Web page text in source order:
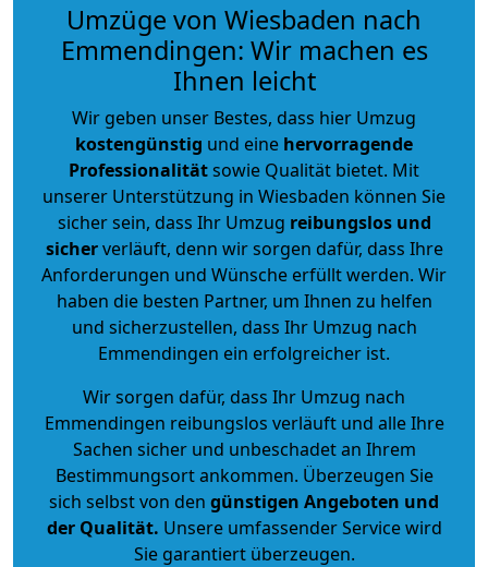
Umzüge von Wiesbaden nach
Emmendingen: Wir machen es
Ihnen leicht
Wir geben unser Bestes, dass hier Umzug
kostengünstig und eine hervorragende
Professionalitätsowie Qualität bietet. Mit
unserer Unterstützung in Wiesbaden können Sie
sicher sein, dass Ihr Umzug reibungslos und
sicherverläuft, denn wir sorgen dafür, dass Ihre
Anforderungen und Wünsche erfüllt werden. Wir
haben die besten Partner, um Ihnen zu helfen
und sicherzustellen, dass Ihr Umzug nach
Emmendingen ein erfolgreicher ist.
Wir sorgen dafür, dass Ihr Umzug nach
Emmendingen reibungslos verläuft und alle Ihre
Sachen sicher und unbeschadet an Ihrem
Bestimmungsort ankommen. Überzeugen Sie
sich selbst von den günstigen Angeboten und
der Qualität. Unsere umfassender Service wird
Sie garantiert überzeugen.